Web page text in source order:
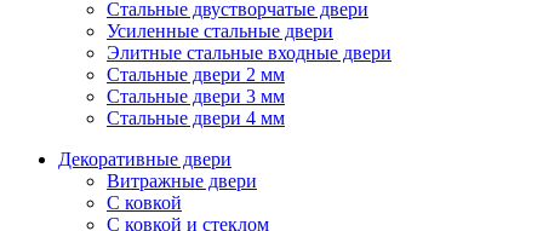
Стальные двустворчатые двери
Усиленные стальные двери
Элитные стальные входные двери
Стальные двери 2 мм
Стальные двери 3 мм
Стальные двери 4 мм
Декоративные двери
Витражные двери
С ковкой
С ковкой и стеклом